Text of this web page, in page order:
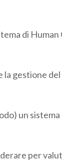
di Human
la gestione
un
per